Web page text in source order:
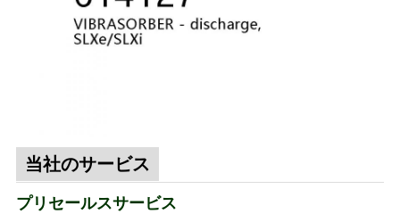
当社のサービス
プリセールスサービス